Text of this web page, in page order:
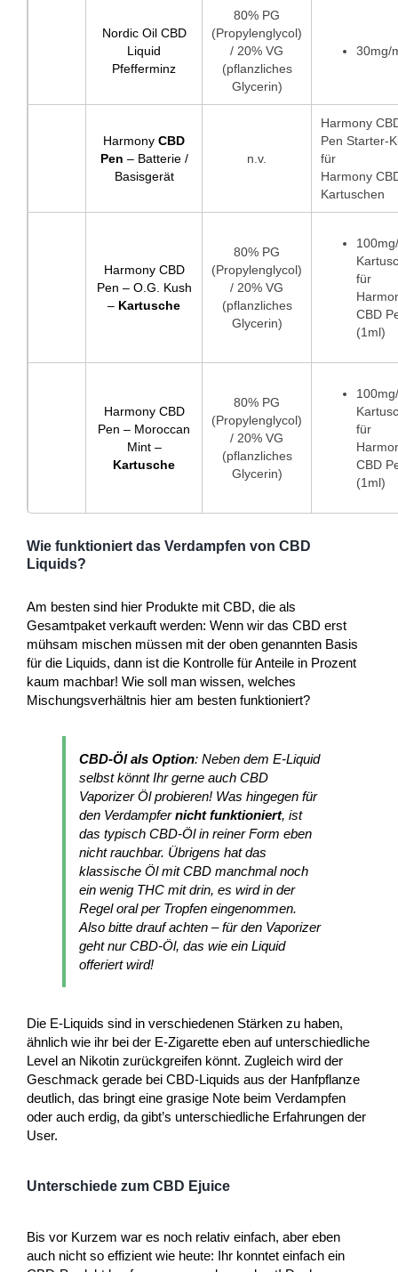
Nordic Oil CBD
Liquid
Pfefferminz
80% PG
(Propylenglycol)
/ 20% VG
(pflanzliches
Glycerin)
30mg/
Harmony CBD
Pen – Batterie /
Basisgerät
n.v.
Harmony
Pen Starter-
für
Harmony
Kartuschen
Harmony CBD
Pen – O.G. Kush
– Kartusche
80% PG
(Propylenglycol)
/ 20% VG
(pflanzliches
Glycerin)
für
CBD
(1ml)
Harmony CBD
Pen – Moroccan
Mint –
Kartusche
80% PG
(Propylenglycol)
/ 20% VG
(pflanzliches
Glycerin)
für
CBD
(1ml)
Wie funktioniert das Verdampfen von CBD
Liquids?
Am besten sind hier Produkte mit CBD, die als
Gesamtpaket verkauft werden: Wenn wir das CBD erst
mühsam mischen müssen mit der oben genannten Basis
für die Liquids, dann ist die Kontrolle für Anteile in Prozent
kaum machbar! Wie soll man wissen, welches
Mischungsverhältnis hier am besten funktioniert?
CBD-Öl als Option: Neben dem E-Liquid
selbst könnt Ihr gerne auch CBD
Vaporizer Öl probieren! Was hingegen für
den Verdampfernicht funktioniert, ist
das typisch CBD-Öl in reiner Form eben
nicht rauchbar. Übrigens hat das
klassische Öl mit CBD manchmal noch
ein wenig THC mit drin, es wird in der
Regel oral per Tropfen eingenommen.
Also bitte drauf achten – für den Vaporizer
geht nur CBD-Öl, das wie ein Liquid
offeriert wird!
Die E-Liquids sind in verschiedenen Stärken zu haben,
ähnlich wie ihr bei der E-Zigarette eben auf unterschiedliche
Level an Nikotin zurückgreifen könnt. Zugleich wird der
Geschmack gerade bei CBD-Liquids aus der Hanfpflanze
deutlich, das bringt eine grasige Note beim Verdampfen
oder auch erdig, da gibt’s unterschiedliche Erfahrungen der
User.
Unterschiede zum CBD Ejuice
Bis vor Kurzem war es noch relativ einfach, aber eben
auch nicht so effizient wie heute: Ihr konntet einfach ein